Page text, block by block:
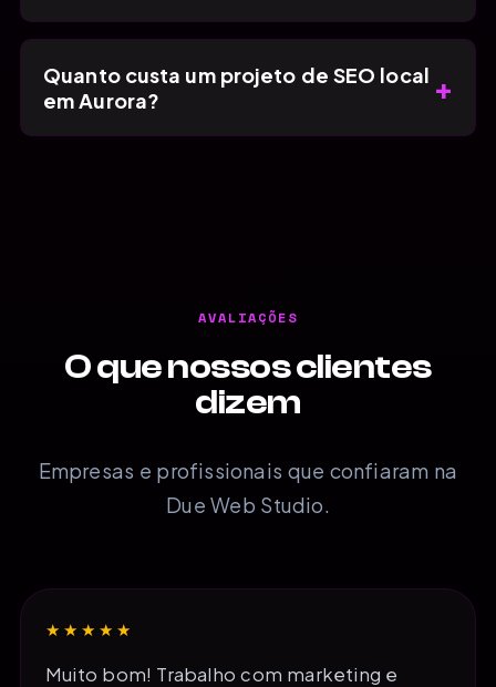
Quanto custa um projeto de SEO local
em Aurora?
+
AVALIAÇÕES
O que nossos clientes
dizem
Empresas e profissionais que confiaram na
Due Web Studio.
★★★★★
Muito bom! Trabalho com marketing e